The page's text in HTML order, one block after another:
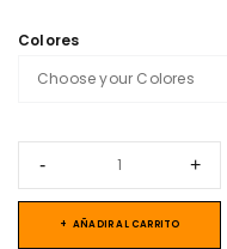
Colores
AÑADIR AL CARRITO